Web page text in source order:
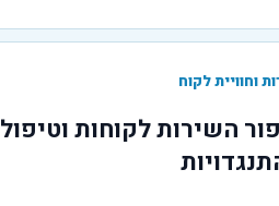
וחוויית לקוח
השירות לקוחות וטיפול